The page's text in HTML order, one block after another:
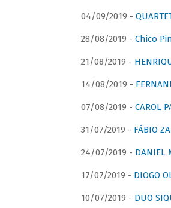
04/09/2019 -
28/08/2019 - Chico
21/08/2019 -
14/08/2019 -
07/08/2019 - CAROL
31/07/2019 - FÁBIO
24/07/2019 - DANIEL
17/07/2019 - DIOGO
10/07/2019 - DUO